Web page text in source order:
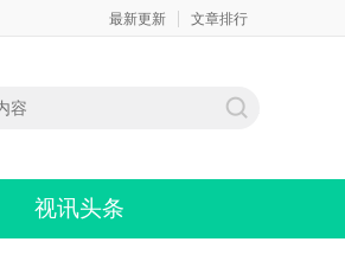
最新更新 文章排行
视讯头条